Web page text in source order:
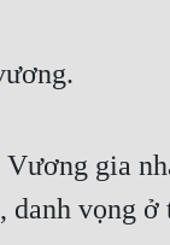
gia
danh vọng